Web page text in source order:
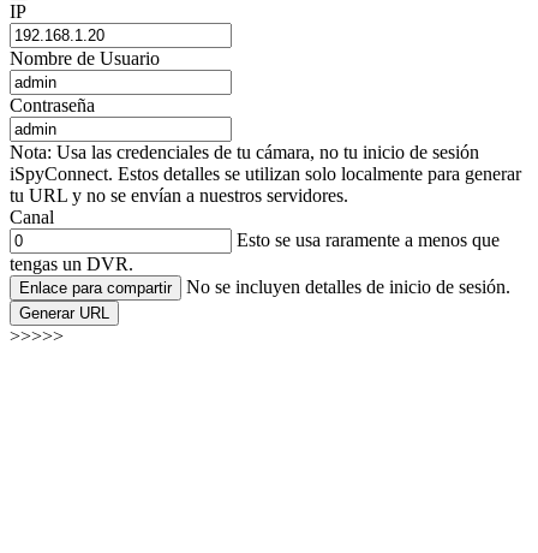
IP
Nombre de Usuario
Contraseña
Nota: Usa las credenciales de tu cámara, no tu inicio de sesión
iSpyConnect. Estos detalles se utilizan solo localmente para generar
tu URL y no se envían a nuestros servidores.
Canal
Esto se usa raramente a menos que
tengas un DVR.
Enlace para compartir No se incluyen detalles de inicio de sesión.
Generar URL
>>>>>